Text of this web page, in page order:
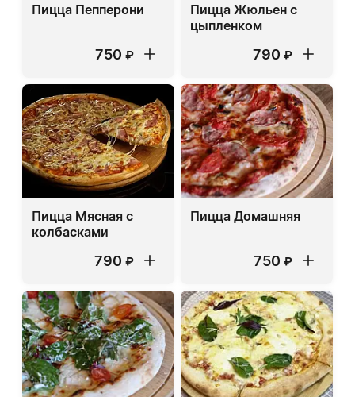
Пицца Пепперони
750 ₽
Пицца Жюльен с
цыпленком
790 ₽
Пицца Мясная с
колбасками
790 ₽
Пицца Домашняя
750 ₽